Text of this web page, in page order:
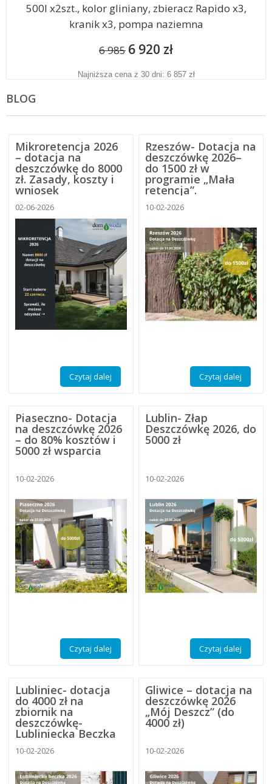
500l x2szt., kolor gliniany, zbieracz Rapido x3,
kranik x3, pompa naziemna
6 985 6 920 zł
Najniższa cena z 30 dni: 6 857 zł
BLOG
Mikroretencja 2026
– dotacja na
deszczówkę do 8000
zł. Zasady, koszty i
wniosek
02-06-2026
Czytaj dalej
Rzeszów- Dotacja na
deszczówkę 2026–
do 1500 zł w
programie „Mała
retencja”.
10-02-2026
Czytaj dalej
Piaseczno- Dotacja
na deszczówkę 2026
– do 80% kosztów i
5000 zł wsparcia
10-02-2026
Czytaj dalej
Lublin- Złap
Deszczówkę 2026, do
5000 zł
10-02-2026
Czytaj dalej
Lubliniec- dotacja
do 4000 zł na
zbiornik na
deszczówkę-
Lubliniecka Beczka
2026
10-02-2026
Gliwice – dotacja na
deszczówkę 2026
„Mój Deszcz” (do
4000 zł)
10-02-2026